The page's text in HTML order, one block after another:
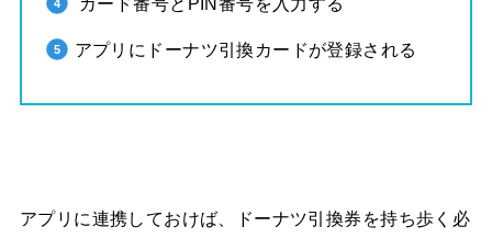
アプリにドーナツ引換カードが登録される
アプリに連携しておけば、ドーナツ引換券を持ち歩く必